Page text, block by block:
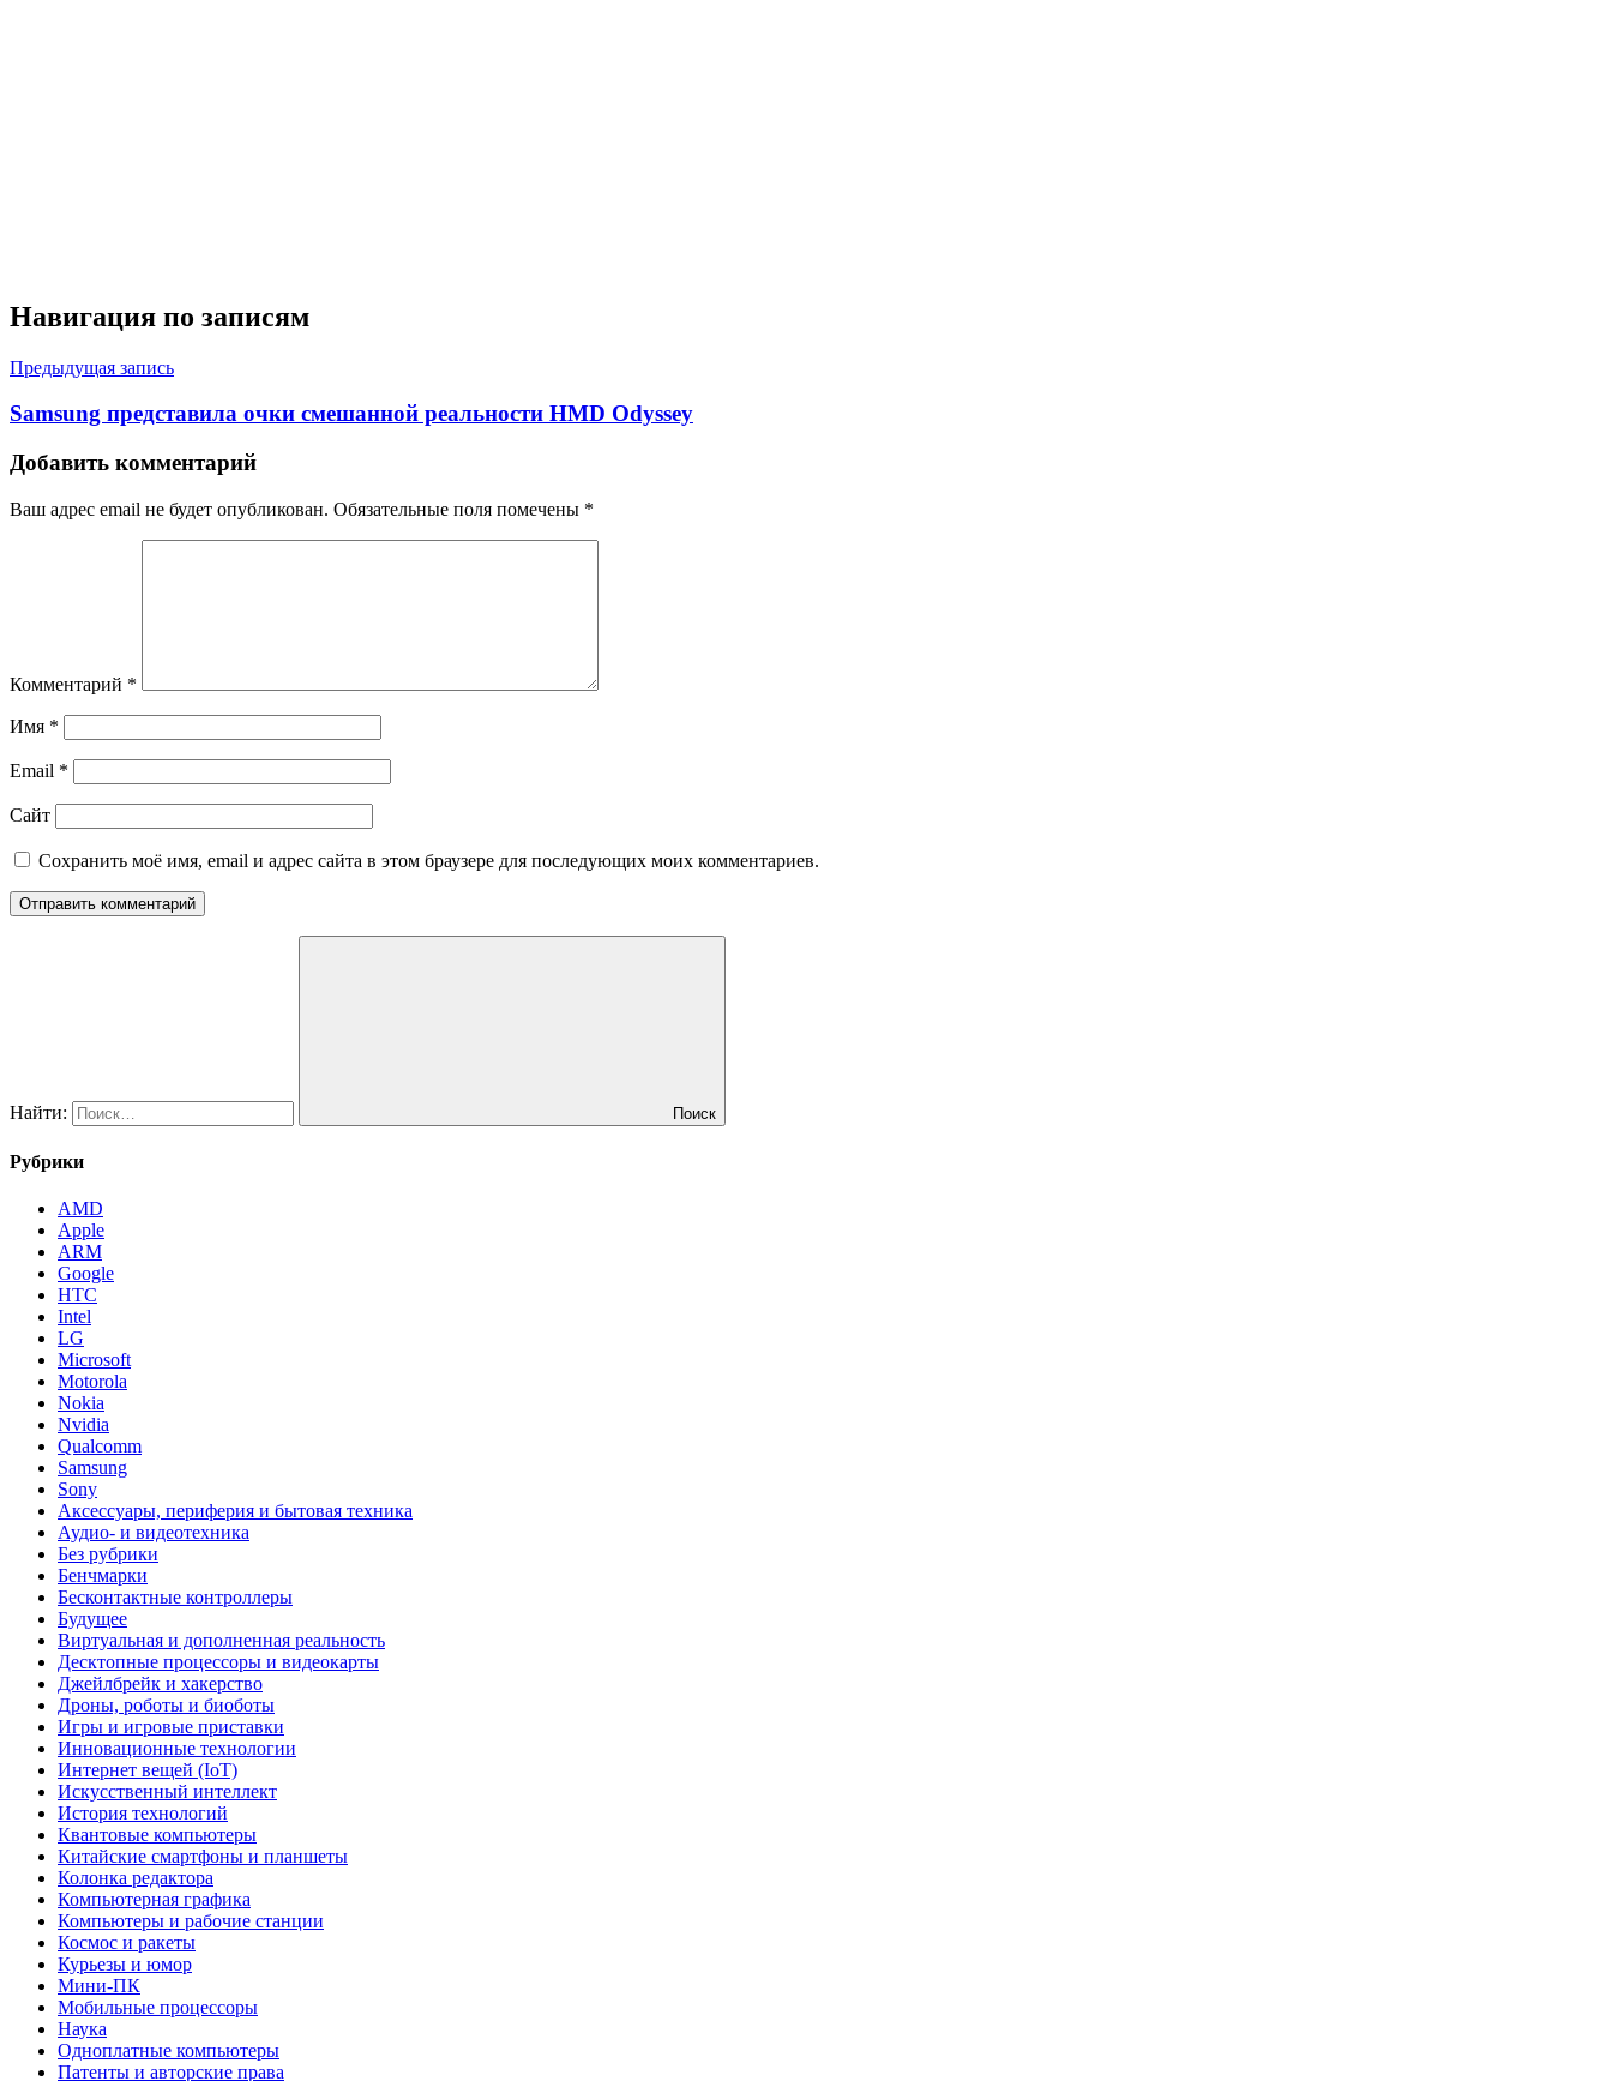
Навигация по записям
Предыдущая запись
Samsung представила очки смешанной реальности HMD Odyssey
Добавить комментарий
Ваш адрес email не будет опубликован. Обязательные поля помечены *
Комментарий *
Имя *
Email *
Сайт
Сохранить моё имя, email и адрес сайта в этом браузере для последующих моих комментариев.
Найти: Поиск
Рубрики
AMD
Apple
ARM
Google
HTC
Intel
LG
Microsoft
Motorola
Nokia
Nvidia
Qualcomm
Samsung
Sony
Аксессуары, периферия и бытовая техника
Аудио- и видеотехника
Без рубрики
Бенчмарки
Бесконтактные контроллеры
Будущее
Виртуальная и дополненная реальность
Десктопные процессоры и видеокарты
Джейлбрейк и хакерство
Дроны, роботы и биоботы
Игры и игровые приставки
Инновационные технологии
Интернет вещей (IoT)
Искусственный интеллект
История технологий
Квантовые компьютеры
Китайские смартфоны и планшеты
Колонка редактора
Компьютерная графика
Компьютеры и рабочие станции
Космос и ракеты
Курьезы и юмор
Мини-ПК
Мобильные процессоры
Наука
Одноплатные компьютеры
Патенты и авторские права